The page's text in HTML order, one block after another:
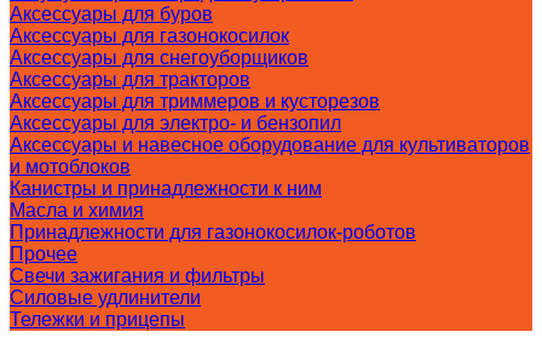
Аксессуары для буров
Аксессуары для газонокосилок
Аксессуары для снегоуборщиков
Аксессуары для тракторов
Аксессуары для триммеров и кусторезов
Аксессуары для электро- и бензопил
Аксессуары и навесное оборудование для культиваторов
и мотоблоков
Канистры и принадлежности к ним
Масла и химия
Принадлежности для газонокосилок-роботов
Прочее
Свечи зажигания и фильтры
Силовые удлинители
Тележки и прицепы